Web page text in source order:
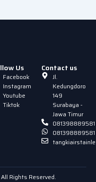
Us
Facebook
Instagram
Youtube
Tiktok
Contact us
Jl.
Kedungdoro
149
Surabaya -
Jawa Timur
081398889581
081398889581
Rights Reserved.